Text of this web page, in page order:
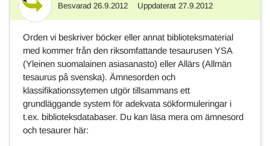
Svar Besvarad 26.9.2012 Uppdaterat 27.9.2012
Orden vi beskriver böcker eller annat biblioteksmaterial
med kommer från den riksomfattande tesaurusen YSA
(Yleinen suomalainen asiasanasto) eller Allärs (Allmän
tesaurus på svenska). Ämnesorden och
klassifikationssytemen utgör tillsammans ett
grundläggande system för adekvata sökformuleringar i
t.ex. biblioteksdatabaser. Du kan läsa mera om ämnesord
och tesaurer här: